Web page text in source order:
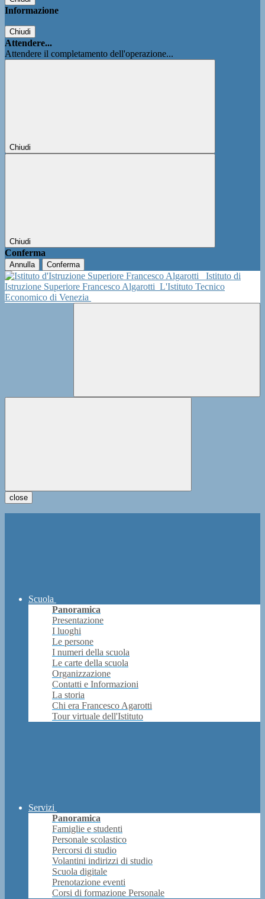
Informazione
Chiudi
Attendere...
Attendere il completamento dell'operazione...
Chiudi
Chiudi
Conferma
Annulla Conferma
Istituto di
Istruzione Superiore Francesco Algarotti L'Istituto Tecnico
Economico di Venezia
close
Scuola
Panoramica
Presentazione
I luoghi
Le persone
I numeri della scuola
Le carte della scuola
Organizzazione
Contatti e Informazioni
La storia
Chi era Francesco Agarotti
Tour virtuale dell'Istituto
Servizi
Panoramica
Famiglie e studenti
Personale scolastico
Percorsi di studio
Volantini indirizzi di studio
Scuola digitale
Prenotazione eventi
Corsi di formazione Personale